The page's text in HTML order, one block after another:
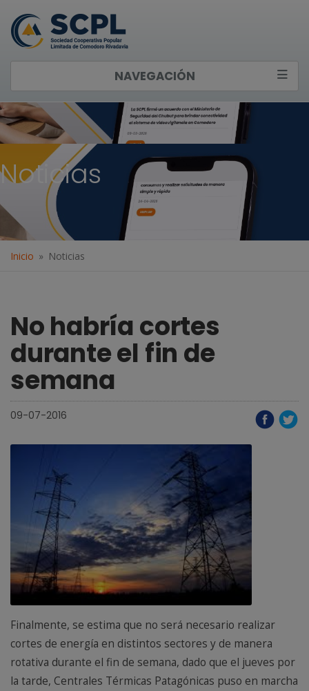
NAVEGACIÓN
Noticias
Inicio Noticias
No habría cortes
durante el fin de
semana
09-07-2016
Finalmente, se estima que no será necesario realizar
cortes de energía en distintos sectores y de manera
rotativa durante el fin de semana, dado que el jueves por
la tarde, Centrales Térmicas Patagónicas puso en marcha